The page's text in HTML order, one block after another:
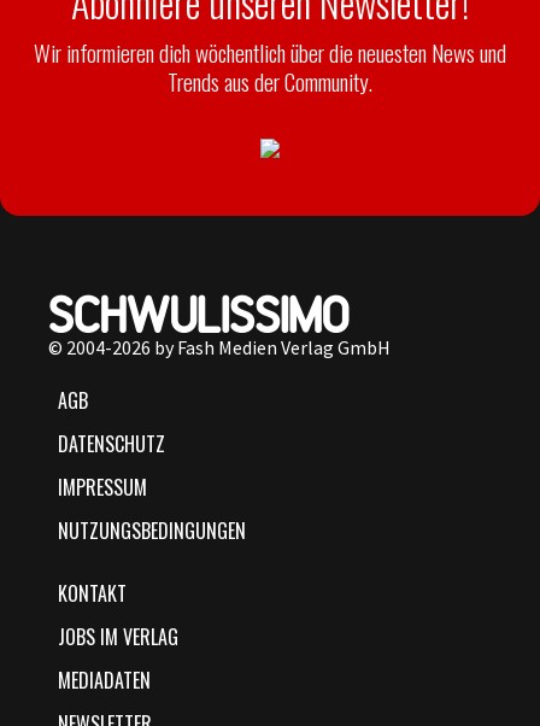
Wir informieren dich wöchentlich über die neuesten News und
Trends aus der Community.
© 2004-2026 by Fash Medien Verlag GmbH
AGB
DATENSCHUTZ
IMPRESSUM
NUTZUNGSBEDINGUNGEN
KONTAKT
JOBS IM VERLAG
MEDIADATEN